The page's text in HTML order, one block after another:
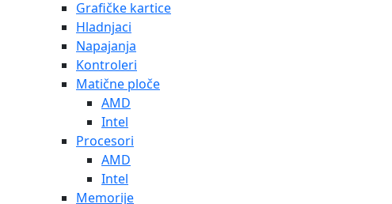
Grafičke kartice
Hladnjaci
Napajanja
Kontroleri
Matične ploče
AMD
Intel
Procesori
AMD
Intel
Memorije